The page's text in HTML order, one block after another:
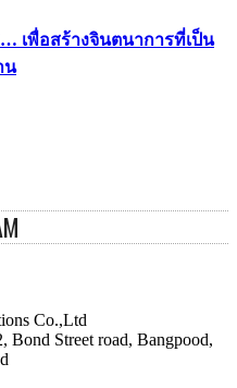
เพื่อสร้างจินตนาการที่เป็น
น
Co.,Ltd
Bond Street road, Bangpood,